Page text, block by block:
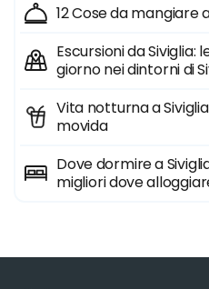
12 Cose da mangiare
Escursioni da Siviglia:
giorno nei dintorni di
Vita notturna a
movida
Dove dormire a
migliori dove